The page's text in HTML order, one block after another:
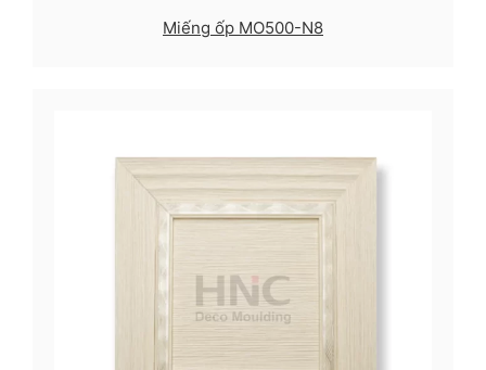
Miếng ốp MO500-N8